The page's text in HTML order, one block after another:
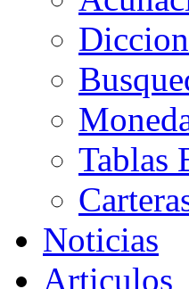
Tablas
Noticias
Articulos